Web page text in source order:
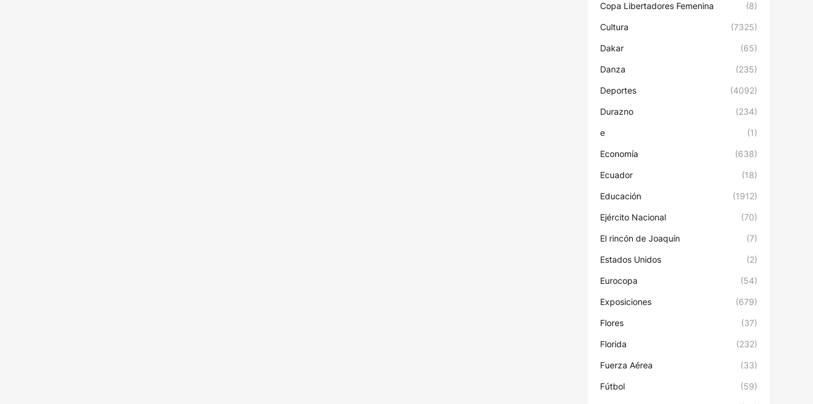
Copa Libertadores Femenina (8)
Cultura (7325)
Dakar (65)
Danza (235)
Deportes (4092)
Durazno (234)
e (1)
Economía (638)
Ecuador (18)
Educación (1912)
Ejército Nacional (70)
El rincón de Joaquín (7)
Estados Unidos (2)
Eurocopa (54)
Exposiciones (679)
Flores (37)
Florida (232)
Fuerza Aérea (33)
Fútbol (59)